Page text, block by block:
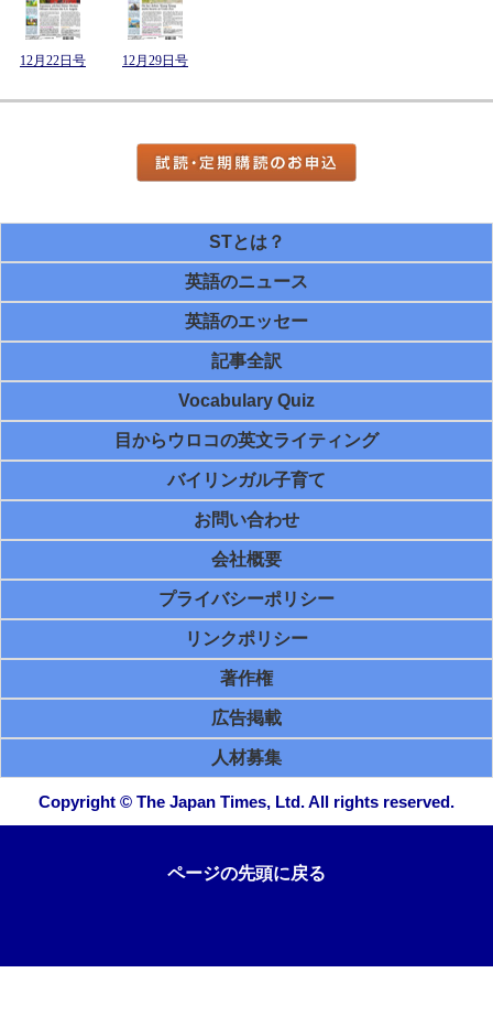
12月22日号 12月29日号
STとは？
英語のニュース
英語のエッセー
記事全訳
Vocabulary Quiz
目からウロコの英文ライティング
バイリンガル子育て
お問い合わせ
会社概要
プライバシーポリシー
リンクポリシー
著作権
広告掲載
人材募集
Copyright © The Japan Times, Ltd. All rights reserved.
ページの先頭に戻る